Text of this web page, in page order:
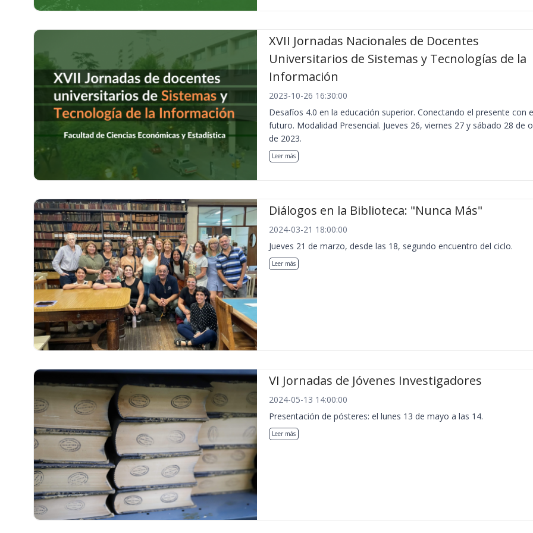
XVII Jornadas Nacionales de Docentes
Universitarios de Sistemas y Tecnologías de la
Información
2023-10-26 16:30:00
Desafíos 4.0 en la educación superior. Conectando el presente con
futuro. Modalidad Presencial. Jueves 26, viernes 27 y sábado 28 de
de 2023.
Leer más
Diálogos en la Biblioteca: "Nunca Más"
2024-03-21 18:00:00
Jueves 21 de marzo, desde las 18, segundo encuentro del ciclo.
Leer más
VI Jornadas de Jóvenes Investigadores
2024-05-13 14:00:00
Presentación de pósteres: el lunes 13 de mayo a las 14.
Leer más